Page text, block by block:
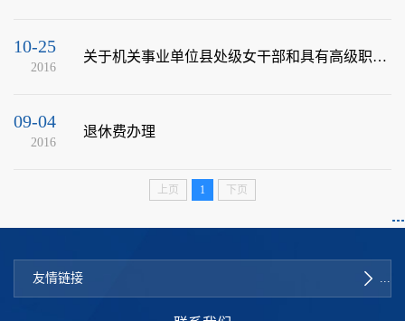
10-25
2016
关于机关事业单位县处级女干部和具有高级职称的女性专业技术人员退休年龄问题的通知
09-04
2016
退休费办理
上页 1 下页
友情链接